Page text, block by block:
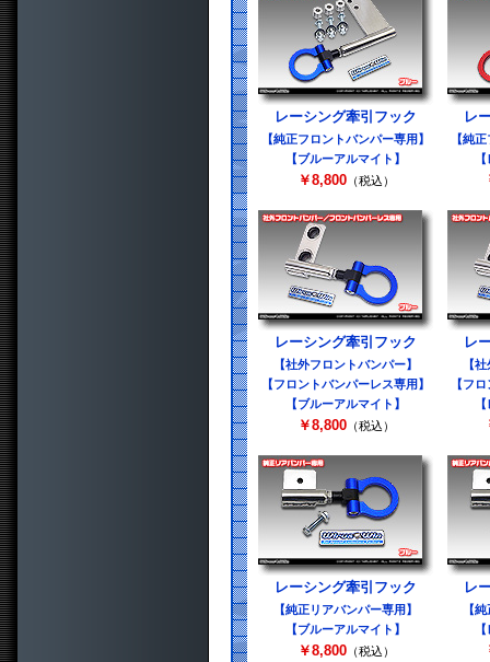
レーシング牽引フック
【純正フロントバンパー専用】
【ブルーアルマイト】
￥8,800（税込）
レ
【純
レーシング牽引フック
【社外フロントバンパー】
【フロントバンパーレス専用】
【ブルーアルマイト】
￥8,800（税込）
レ
【
【フ
レーシング牽引フック
【純正リアバンパー専用】
【ブルーアルマイト】
￥8,800（税込）
レ
【